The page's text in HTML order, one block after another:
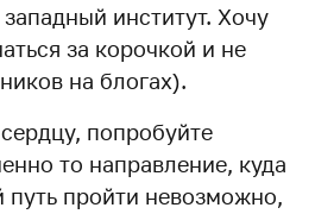
институт. Хочу
за корочкой и не
на блогах).
попробуйте
то направление, куда
пройти невозможно,